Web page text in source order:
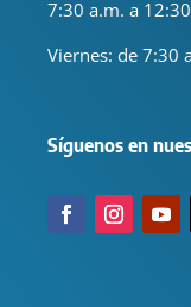
7:30 a.m. a
Viernes: de 7:30
Síguenos en